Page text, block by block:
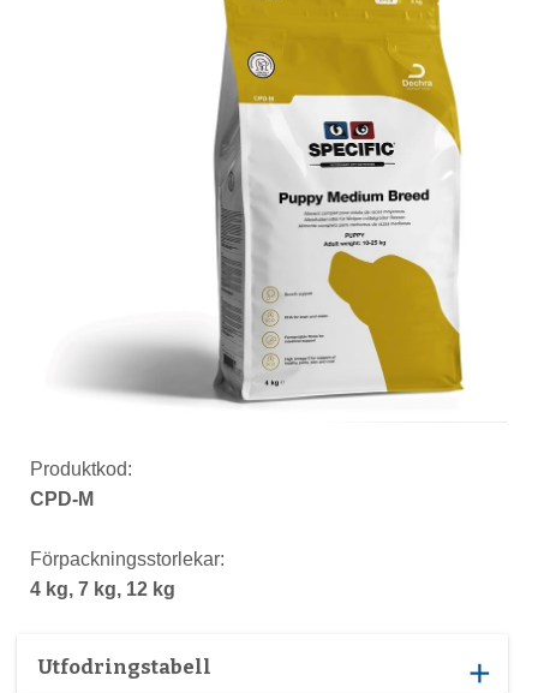
Produktkod:
CPD-M
Förpackningsstorlekar:
4 kg, 7 kg, 12 kg
Utfodringstabell add